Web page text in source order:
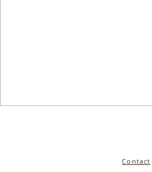
Contact